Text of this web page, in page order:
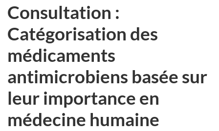
Consultation :
Catégorisation des
médicaments
antimicrobiens basée sur
leur importance en
médecine humaine